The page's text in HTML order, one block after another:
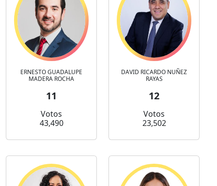
ERNESTO GUADALUPE
MADERA ROCHA
11
Votos
43,490
DAVID RICARDO NUÑEZ
RAYAS
12
Votos
23,502